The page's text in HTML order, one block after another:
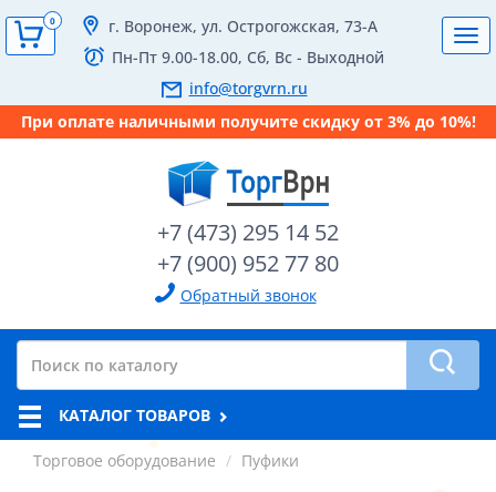
г. Воронеж, ул. Острогожская, 73-А
Пн-Пт 9.00-18.00, Сб, Вс - Выходной
info@torgvrn.ru
При оплате наличными получите скидку от 3% до 10%!
+7 (473) 295 14 52
+7 (900) 952 77 80
Обратный звонок
0
КАТАЛОГ ТОВАРОВ
Торговое оборудование Пуфики